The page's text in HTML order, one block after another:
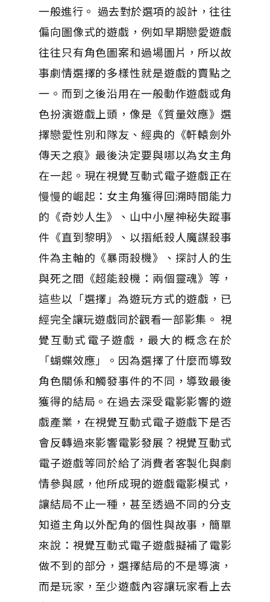
一般進行。 過去對於選項的設計，往往
偏向圖像式的遊戲，例如早期戀愛遊戲
往往只有角色圖案和過場圖片，所以故
事劇情選擇的多樣性就是遊戲的賣點之
一。而到之後沿用在一般動作遊戲或角
色扮演遊戲上頭，像是《質量效應》選
擇戀愛性別和隊友、經典的《軒轅劍外
傳天之痕》最後決定要與哪以為女主角
在一起。現在視覺互動式電子遊戲正在
慢慢的崛起：女主角獲得回溯時間能力
的《奇妙人生》、山中小屋神秘失蹤事
件《直到黎明》、以摺紙殺人魔謀殺事
件為主軸的《暴雨殺機》、探討人的生
與死之間《超能殺機：兩個靈魂》等，
這些以「選擇」為遊玩方式的遊戲，已
經完全讓玩遊戲同於觀看一部影集。 視
覺互動式電子遊戲，最大的概念在於
「蝴蝶效應」。因為選擇了什麼而導致
角色關係和觸發事件的不同，導致最後
獲得的結局。在過去深受電影影響的遊
戲產業，在視覺互動式電子遊戲下是否
會反轉過來影響電影發展？視覺互動式
電子遊戲等同於給了消費者客製化與劇
情參與感，他所成現的遊戲電影模式，
讓結局不止一種，甚至透過不同的分支
知道主角以外配角的個性與故事，簡單
來說：視覺互動式電子遊戲擬補了電影
做不到的部分，選擇結局的不是導演，
而是玩家，至少遊戲內容讓玩家看上去